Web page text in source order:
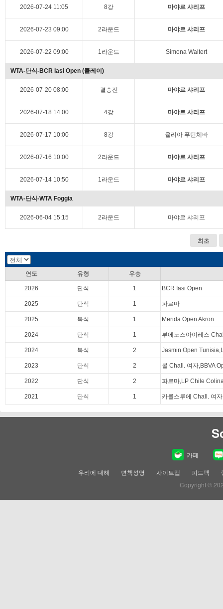
2026-07-24 11:05 8강 마야르 샤리프
2026-07-23 09:00 2라운드 마야르 샤리프
2026-07-22 09:00 1라운드 Simona Waltert
WTA-단식-BCR Iasi Open (클레이)
2026-07-20 08:00 결승전 마야르 샤리프
2026-07-18 14:00 4강 마야르 샤리프
2026-07-17 10:00 8강 율리아 푸틴체바
2026-07-16 10:00 2라운드 마야르 샤리프
2026-07-14 10:50 1라운드 마야르 샤리프
WTA-단식-WTA Foggia
2026-06-04 15:15 2라운드 마야르 샤리프
최초
연도 유형 우승
2026 단식 1 BCR Iasi Open
2025 단식 1 파르마
2025 복식 1 Merida Open Akron
2024 단식 1 부에노스아이레스
2024 복식 2 Jasmin Open
2023 단식 2 볼 Chall. 여자,BBVA
2022 단식 2 파르마,LP Chile
2021 단식 1 카를스루에 Chall. 여자
카페
우리에 대해 면책성명 사이트맵 피드팩
Copyright ©